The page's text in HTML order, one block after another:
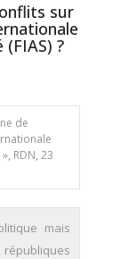
sur
?
de
RDN, 23
mais